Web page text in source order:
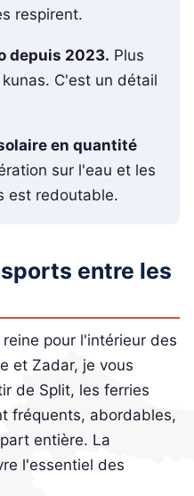
respirent.
depuis 2023. Plus
C'est un détail
en quantité
sur l'eau et les
est redoutable.
entre les
pour l'intérieur des
et Zadar, je vous
de Split, les ferries
fréquents, abordables,
entière. La
l'essentiel des